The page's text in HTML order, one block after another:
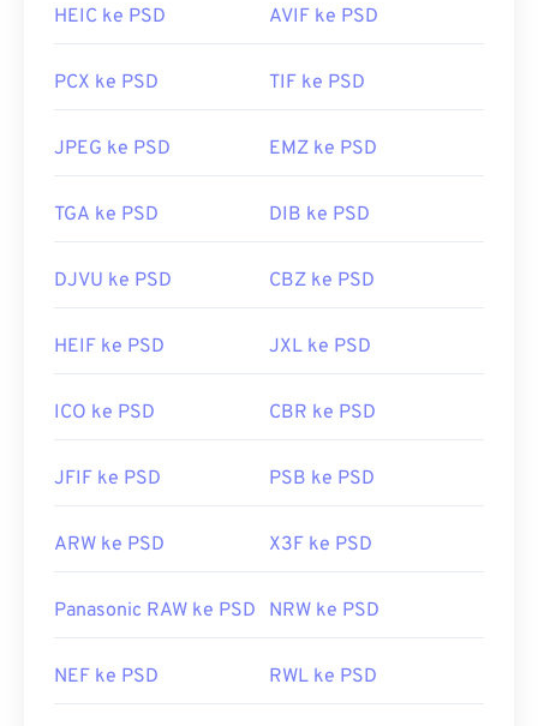
tersebut tidak mudah dipindahkan, disimpan, atau
dikonversi ke format berkas yang dapat
PNG , yang menawarkan kompresi lossless
Rilis Awal:19 Februari 1990
HEIC ke PSD AVIF ke PSD
PCX ke PSD TIF ke PSD
JPEG ke PSD EMZ ke PSD
TGA ke PSD DIB ke PSD
DJVU ke PSD CBZ ke PSD
HEIF ke PSD JXL ke PSD
ICO ke PSD CBR ke PSD
JFIF ke PSD PSB ke PSD
ARW ke PSD X3F ke PSD
Panasonic RAW ke PSD NRW ke PSD
NEF ke PSD RWL ke PSD